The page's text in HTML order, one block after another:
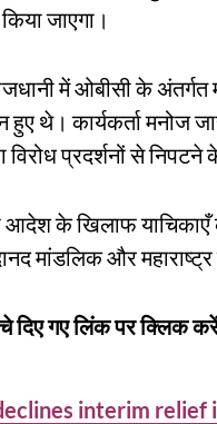
जाएगा।
में ओबीसी के
हुए थे। कार्यकर्ता
विरोध प्रदर्शनों से
आदेश के खिलाफ याचिकाएँ
मांडलिक और महाराष्ट्र
दिए गए लिंक पर क्लिक
interim relief